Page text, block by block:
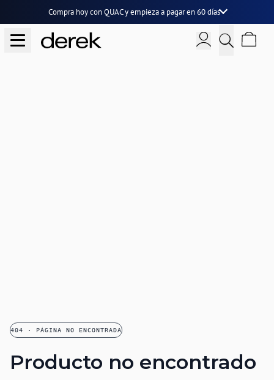
Compra hoy con QUAC yempieza a pagar en 60 días
404 · PÁGINA NO ENCONTRADA
Producto no encontrado